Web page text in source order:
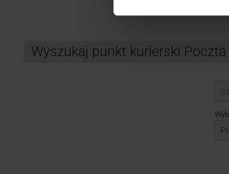
Wyszukaj punkt kurierski